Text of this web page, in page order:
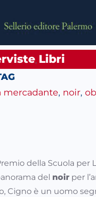
, Libri
mercadante, noir,
della Scuola per
del noir per
Cigno è un uomo